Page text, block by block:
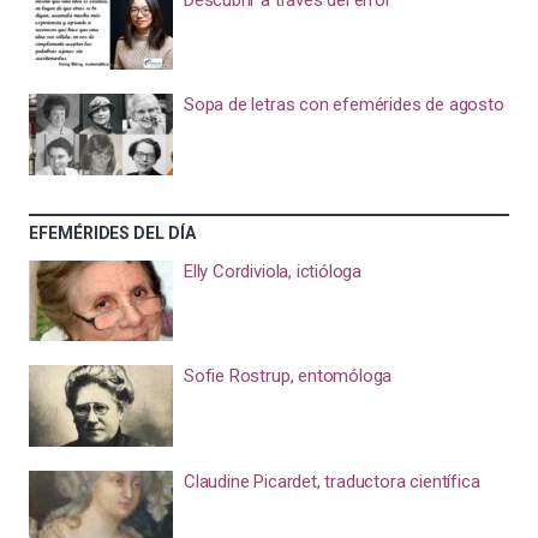
Sopa de letras con efemérides de agosto
EFEMÉRIDES DEL DÍA
Elly Cordiviola, ictióloga
Sofie Rostrup, entomóloga
Claudine Picardet, traductora científica